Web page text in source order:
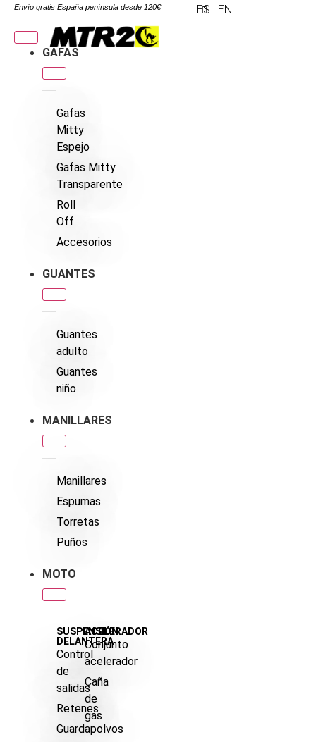
Envío gratis España península desde 120€ ES EN
GAFAS
Gafas
Mitty
Espejo
Gafas Mitty
Transparente
Roll
Off
Accesorios
GUANTES
Guantes
adulto
Guantes
niño
MANILLARES
Manillares
Espumas
Torretas
Puños
MOTO
SUSPENSIÓN
DELANTERA
Control
de
salidas
Retenes
Guardapolvos
ACELERADOR
Conjunto
acelerador
Caña
de
gas